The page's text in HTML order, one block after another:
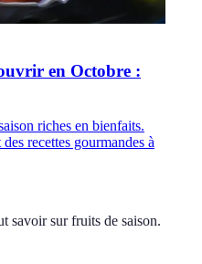
en Octobre :
riches en bienfaits.
recettes gourmandes à
savoir sur fruits de saison.